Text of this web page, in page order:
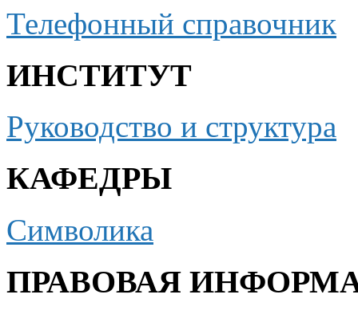
Телефонный справочник
ИНСТИТУТ
Руководство и структура
КАФЕДРЫ
Символика
ПРАВОВАЯ